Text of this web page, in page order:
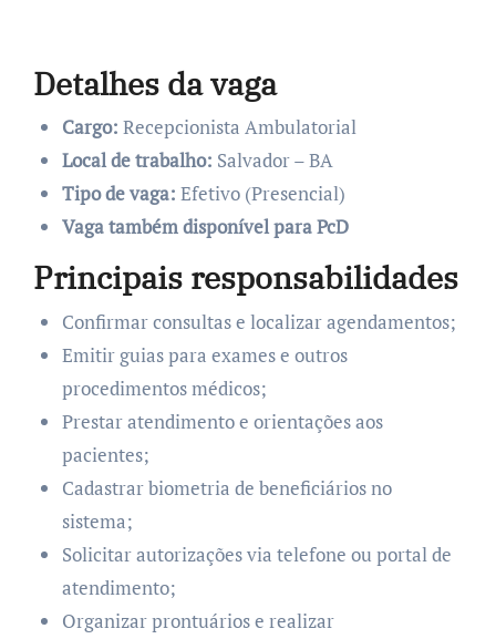
Detalhes da vaga
Cargo: Recepcionista Ambulatorial
Local de trabalho: Salvador – BA
Tipo de vaga: Efetivo (Presencial)
Vaga também disponível para PcD
Principais responsabilidades
Confirmar consultas e localizar agendamentos;
Emitir guias para exames e outros
procedimentos médicos;
Prestar atendimento e orientações aos
pacientes;
Cadastrar biometria de beneficiários no
sistema;
Solicitar autorizações via telefone ou portal de
atendimento;
Organizar prontuários e realizar